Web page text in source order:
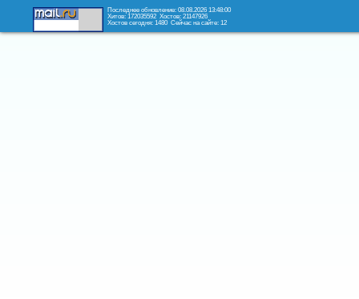
Последнее обновление: 08.08.2026 13:48:00
Хитов: 172035592 Хостов: 21147926
Хостов сегодня: 1480 Сейчас на сайте: 12